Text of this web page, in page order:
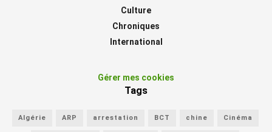
Culture
Chroniques
International
Gérer mes cookies
Tags
Algérie ARP arrestation BCT chine Cinéma